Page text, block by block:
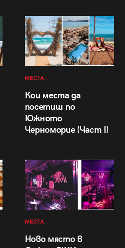
МЕСТА
Кои места да
посетиш по
Южното
Черноморие (Част I)
МЕСТА
Ново място в